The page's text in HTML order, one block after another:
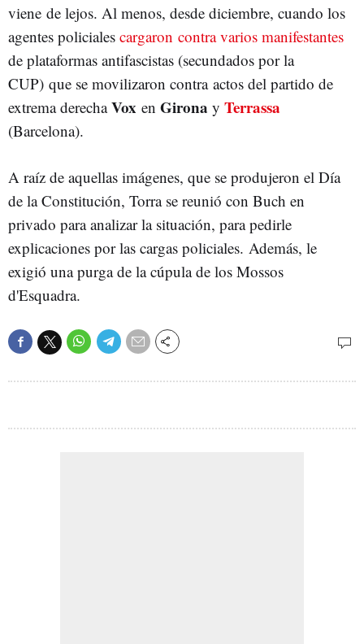
viene de lejos. Al menos, desde diciembre, cuando los
agentes policiales cargaron contra varios manifestantes
de plataformas antifascistas (secundados por la
CUP) que se movilizaron contra actos del partido de
extrema derechaVox en Girona y Terrassa
(Barcelona).
A raíz de aquellas imágenes, que se produjeron el Día
de la Constitución, Torra se reunió con Buch en
privado para analizar la situación, para pedirle
explicaciones por las cargas policiales. Además, le
exigió una purga de la cúpula de los Mossos
d'Esquadra.